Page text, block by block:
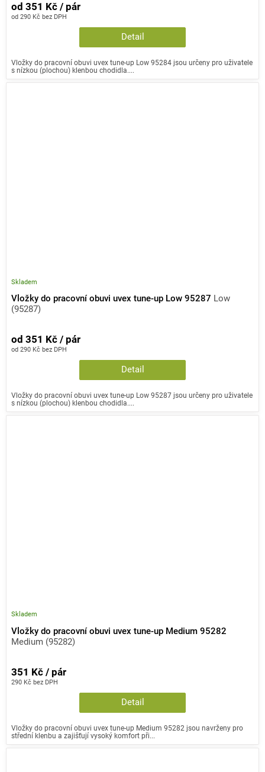
od 290 Kč bez DPH
od 351 Kč / pár
Detail
Vložky do pracovní obuvi uvex tune-up Low 95284 jsou určeny pro uživatele
s nízkou (plochou) klenbou chodidla....
Vložky do pracovní obuvi uvex tune-up Low 95287 Low
(95287)
Skladem
od 290 Kč bez DPH
od 351 Kč / pár
Detail
Vložky do pracovní obuvi uvex tune-up Low 95287 jsou určeny pro uživatele
s nízkou (plochou) klenbou chodidla....
Vložky do pracovní obuvi uvex tune-up Medium 95282
Medium (95282)
Skladem
290 Kč bez DPH
351 Kč / pár
Detail
Vložky do pracovní obuvi uvex tune-up Medium 95282 jsou navrženy pro
střední klenbu a zajišťují vysoký komfort při...